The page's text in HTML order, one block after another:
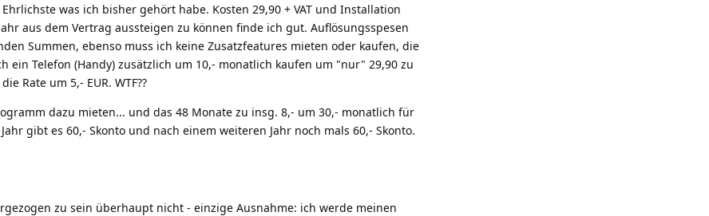
was ich bisher gehört habe. Kosten 29,90 + VAT und Installation
aus dem Vertrag aussteigen zu können finde ich gut. Auflösungsspesen
Summen, ebenso muss ich keine Zusatzfeatures mieten oder kaufen, die
ein Telefon (Handy) zusätzlich um 10,- monatlich kaufen um "nur" 29,90 zu
Rate um 5,- EUR. WTF??
dazu mieten... und das 48 Monate zu insg. 8,- um 30,- monatlich für
gibt es 60,- Skonto und nach einem weiteren Jahr noch mals 60,- Skonto.
zu sein überhaupt nicht - einzige Ausnahme: ich werde meinen